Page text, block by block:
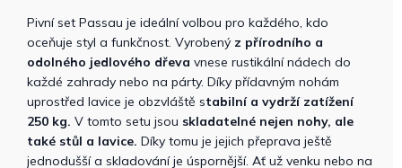
Pivní set Passau je ideální volbou pro každého, kdo
oceňuje styl a funkčnost. Vyrobený z přírodního a
odolného jedlového dřeva vnese rustikální nádech do
každé zahrady nebo na párty. Díky přídavným nohám
uprostřed lavice je obzvláště stabilní a vydrží zatížení
250 kg. V tomto setu jsou skladatelné nejen nohy, ale
také stůl a lavice. Díky tomu je jejich přeprava ještě
jednodušší a skladování je úspornější. Ať už venku nebo na